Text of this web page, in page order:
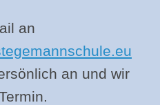
an
an und wir